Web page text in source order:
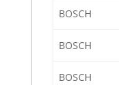
BOSCH
BOSCH
BOSCH